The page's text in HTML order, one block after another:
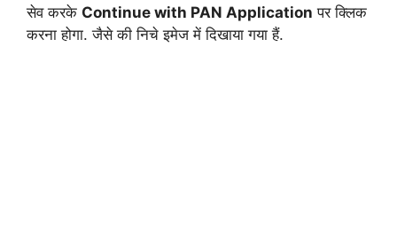
सेव करके Continue with PAN Application पर क्लिक
करना होगा. जैसे की निचे इमेज में दिखाया गया हैं.